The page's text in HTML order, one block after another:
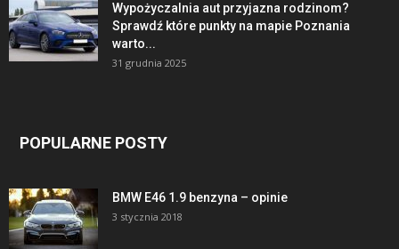
Wypożyczalnia aut przyjazna rodzinom?
Sprawdź które punkty na mapie Poznania
warto...
31 grudnia 2025
POPULARNE POSTY
BMW E46 1.9 benzyna – opinie
3 stycznia 2018